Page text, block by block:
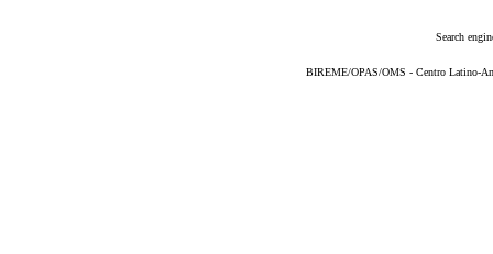
Search
BIREME/OPAS/OMS - Centro Latino-